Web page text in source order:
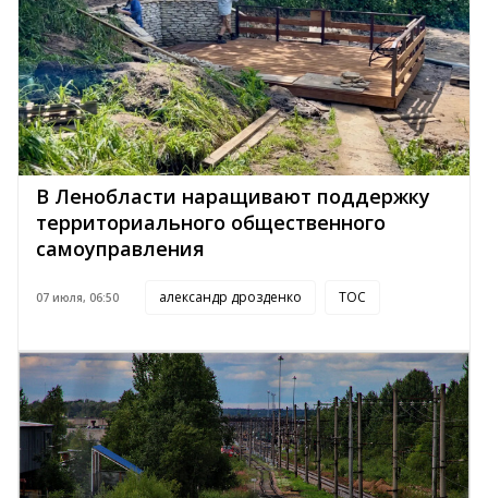
В Ленобласти наращивают поддержку
территориального общественного
самоуправления
07 июля, 06:50 александр дрозденко ТОС